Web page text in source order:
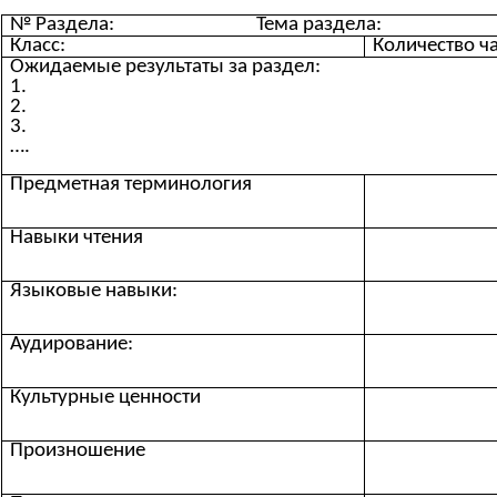
№ Раздела: Тема раздела:
Класс:
Количество
Ожидаемые результаты за раздел:
1.
2.
3.
….
Предметная терминология
Навыки чтения
Языковые навыки:
Аудирование:
Культурные ценности
Произношение